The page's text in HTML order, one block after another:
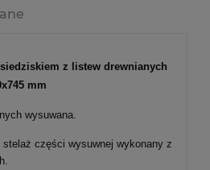
z listew drewnianych
mm
wysuwana.
części wysuwnej wykonany z